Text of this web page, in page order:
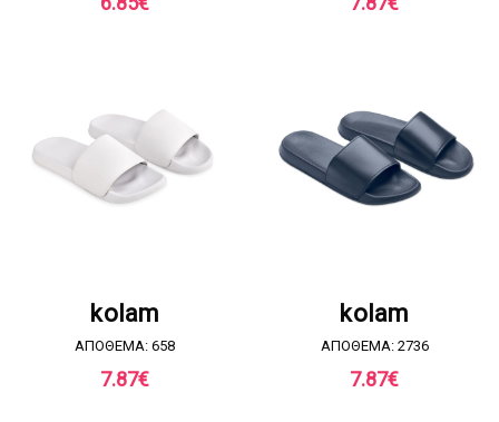
kolam
ΑΠΟΘΕΜΑ: 658
7.87€
kolam
ΑΠΟΘΕΜΑ: 2736
7.87€